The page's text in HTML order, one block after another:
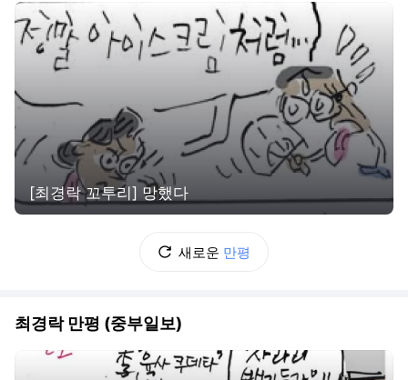
[최경락 꼬투리] 망했다
새로운 만평
최경락 만평 (중부일보)